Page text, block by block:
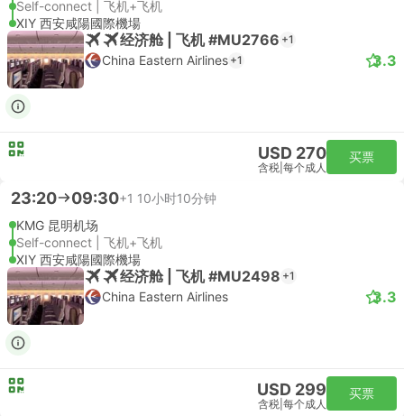
Self-connect | 飞机+飞机
XIY 西安咸陽國際機場
经济舱 | 飞机 #MU2766 +1
China Eastern Airlines +1 3.3
USD 270
含税 每个成人
买票
23:20 09:30+1 10小时10分钟
KMG 昆明机场
Self-connect | 飞机+飞机
XIY 西安咸陽國際機場
经济舱 | 飞机 #MU2498 +1
China Eastern Airlines 3.3
USD 299
含税 每个成人
买票